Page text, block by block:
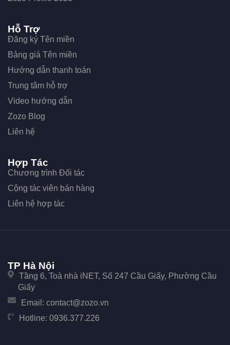
Hỗ Trợ
Đăng ký Tên miền
Bảng giá Tên miền
Hướng dẫn thanh toán
Trung tâm hỗ trợ
Video hướng dẫn
Zozo Blog
Liên hệ
Hợp Tác
Chương trình Đối tác
Cộng tác viên bán hàng
Liên hệ hợp tác
TP Hà Nội
Tầng 6, Toà nhà iNET, Số 247 Cầu Giấy, Phường Cầu
Giấy
Email: contact@zozo.vn
Hotline: 0936.377.226